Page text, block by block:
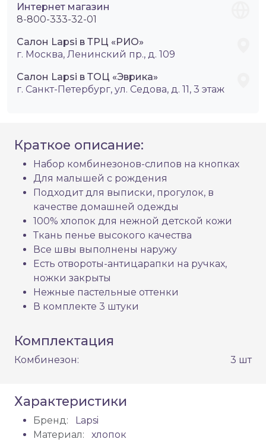
Интернет магазин
8-800-333-32-01
Салон Lapsi в ТРЦ «РИО»
г. Москва, Ленинский пр., д. 109
Салон Lapsi в ТОЦ «Эврика»
г. Санкт-Петербург, ул. Седова, д. 11, 3 этаж
Краткое описание:
Набор комбинезонов-слипов на кнопках
Для малышей с рождения
Подходит для выписки, прогулок, в
качестве домашней одежды
100% хлопок для нежной детской кожи
Ткань пенье высокого качества
Все швы выполнены наружу
Есть отвороты-антицарапки на ручках,
ножки закрыты
Нежные пастельные оттенки
В комплекте 3 штуки
Комплектация
Комбинезон: 3 шт
Характеристики
Бренд:
Lapsi
Материал:
хлопок